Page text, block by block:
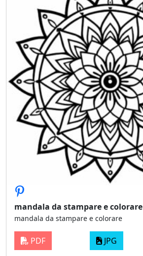
mandala da stampare e colorare
mandala da stampare e colorare
PDF JPG